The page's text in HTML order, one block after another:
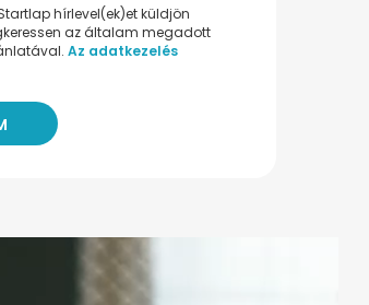
hírlevel(ek)et küldjön
az általam megadott
Az adatkezelés